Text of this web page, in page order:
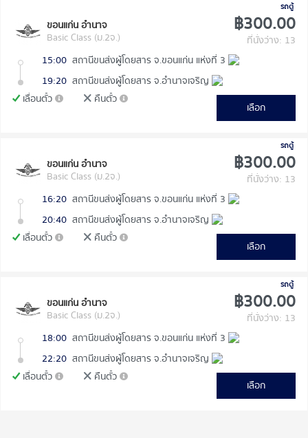
รถตู้
ขอนแก่น อำนาจ
Basic Class (ม.2จ.)
฿300.00
ที่นั่งว่าง: 13
15:00 สถานีขนส่งผู้โดยสาร จ.ขอนแก่น แห่งที่ 3
19:20 สถานีขนส่งผู้โดยสาร จ.อำนาจเจริญ
เลื่อนตั๋ว
คืนตั๋ว
เลือก
รถตู้
ขอนแก่น อำนาจ
Basic Class (ม.2จ.)
฿300.00
ที่นั่งว่าง: 13
16:20 สถานีขนส่งผู้โดยสาร จ.ขอนแก่น แห่งที่ 3
20:40 สถานีขนส่งผู้โดยสาร จ.อำนาจเจริญ
เลื่อนตั๋ว
คืนตั๋ว
เลือก
รถตู้
ขอนแก่น อำนาจ
Basic Class (ม.2จ.)
฿300.00
ที่นั่งว่าง: 13
18:00 สถานีขนส่งผู้โดยสาร จ.ขอนแก่น แห่งที่ 3
22:20 สถานีขนส่งผู้โดยสาร จ.อำนาจเจริญ
เลื่อนตั๋ว
คืนตั๋ว
เลือก